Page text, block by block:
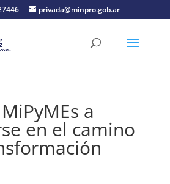
privada@minpro.gob.ar
a
en el camino